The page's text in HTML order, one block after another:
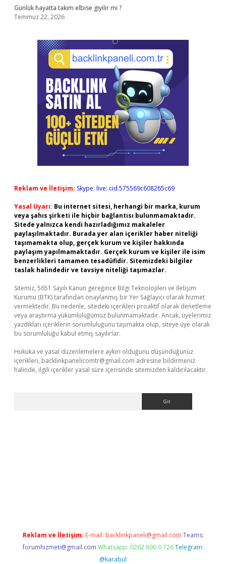
Günlük hayatta takım elbise giyilir mi ?
Temmuz 22, 2026
Reklam ve İletişim: Skype: live:.cid.575569c608265c69
Yasal Uyarı: Bu internet sitesi, herhangi bir marka, kurum
veya şahıs şirketi ile hiçbir bağlantısı bulunmamaktadır.
Sitede yalnızca kendi hazırladığımız makaleler
paylaşılmaktadır. Burada yer alan içerikler haber niteliği
taşımamakta olup, gerçek kurum ve kişiler hakkında
paylaşım yapılmamaktadır. Gerçek kurum ve kişiler ile isim
benzerlikleri tamamen tesadüfidir. Sitemizdeki bilgiler
taslak halindedir ve tavsiye niteliği taşımazlar.
Sitemiz, 5651 Sayılı Kanun gereğince Bilgi Teknolojileri ve İletişim
Kurumu (BTK) tarafından onaylanmış bir Yer Sağlayıcı olarak hizmet
vermektedir. Bu nedenle, sitedeki içerikleri proaktif olarak denetleme
veya araştırma yükümlülüğümüz bulunmamaktadır. Ancak, üyelerimiz
yazdıkları içeriklerin sorumluluğunu taşımakta olup, siteye üye olarak
bu sorumluluğu kabul etmiş sayılırlar.
Hukuka ve yasal düzenlemelere aykırı olduğunu düşündüğünüz
içerikleri, backlinkpanelicomtr@gmail.com adresine bildirmeniz
halinde, ilgili içerikler yasal süre içerisinde sitemizden kaldırılacaktır.
Reklam ve İletişim: E-mail: backlinkpaneli@gmail.com Teams:
forumhizmeti@gmail.com Whatsapp: 0262 606 0 726 Telegram:
@karabul